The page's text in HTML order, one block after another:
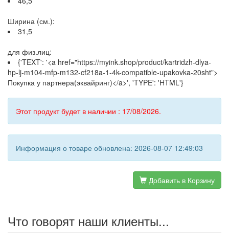
Ширина (см.):
31,5
для физ.лиц:
{'TEXT': '<a href="https://myink.shop/product/kartridzh-dlya-
hp-lj-m104-mfp-m132-cf218a-1-4k-compatible-upakovka-20sht">
Покупка у партнера(эквайринг)</a>', 'TYPE': 'HTML'}
Этот продукт будет в наличии : 17/08/2026.
Информация о товаре обновлена: 2026-08-07 12:49:03
Добавить в Корзину
Что говорят наши клиенты...